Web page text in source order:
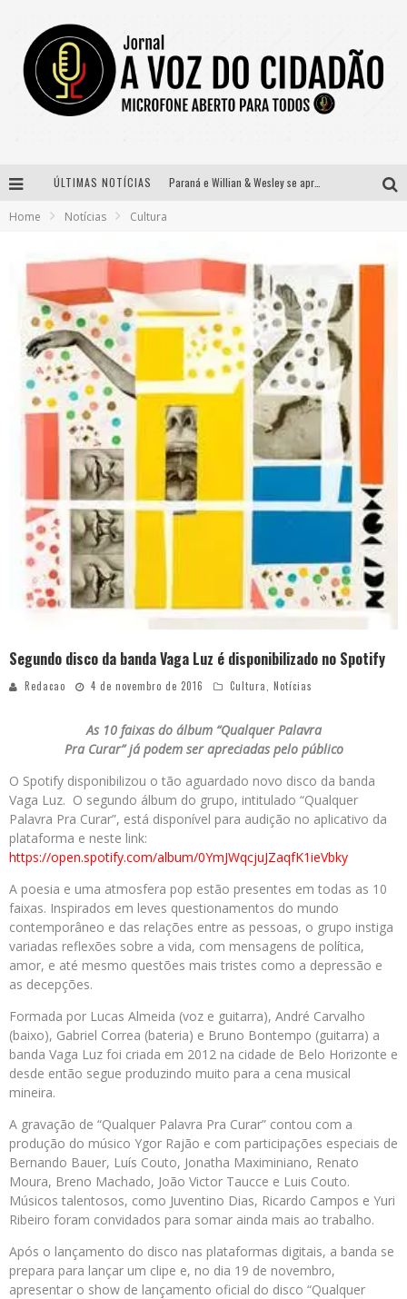
ÚLTIMAS NOTÍCIAS Paraná e Willian & Wesley se apresentam no Carretão Trevo Contagem nesta sexta-feira
Definidas as 12 finalistas do concurso Rainha do Pedro Leopoldo Rodeio Show 2026
Home Notícias Cultura
Segundo disco da banda Vaga Luz é disponibilizado no Spotify
Redacao 4 de novembro de 2016 Cultura Notícias
As 10 faixas do álbum “Qualquer Palavra
Pra Curar” já podem ser apreciadas pelo público
O Spotify disponibilizou o tão aguardado novo disco da banda
Vaga Luz. O segundo álbum do grupo, intitulado “Qualquer
Palavra Pra Curar”, está disponível para audição no aplicativo da
plataforma e neste link:
https://open.spotify.com/album/0YmJWqcjuJZaqfK1ieVbky
A poesia e uma atmosfera pop estão presentes em todas as 10
faixas. Inspirados em leves questionamentos do mundo
contemporâneo e das relações entre as pessoas, o grupo instiga
variadas reflexões sobre a vida, com mensagens de política,
amor, e até mesmo questões mais tristes como a depressão e
as decepções.
Formada por Lucas Almeida (voz e guitarra), André Carvalho
(baixo), Gabriel Correa (bateria) e Bruno Bontempo (guitarra) a
banda Vaga Luz foi criada em 2012 na cidade de Belo Horizonte e
desde então segue produzindo muito para a cena musical
mineira.
A gravação de “Qualquer Palavra Pra Curar” contou com a
produção do músico Ygor Rajão e com participações especiais de
Bernando Bauer, Luís Couto, Jonatha Maximiniano, Renato
Moura, Breno Machado, João Victor Taucce e Luis Couto.
Músicos talentosos, como Juventino Dias, Ricardo Campos e Yuri
Ribeiro foram convidados para somar ainda mais ao trabalho.
Após o lançamento do disco nas plataformas digitais, a banda se
prepara para lançar um clipe e, no dia 19 de novembro,
apresentar o show de lançamento oficial do disco “Qualquer